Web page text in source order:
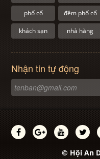
phố cổ đêm phố cổ
khách sạn nhà hàng
Nhận tin tự động
© Hội An